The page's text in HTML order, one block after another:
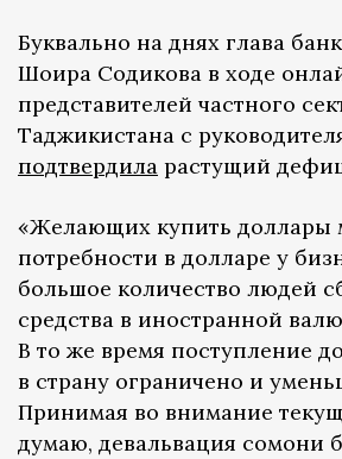
Буквально на днях глава
Шоира Содикова в ходе
представителей частного
Таджикистана с
подтвердила растущий
«Желающих купить доллары
потребности в долларе у
большое количество людей
средства в иностранной
В то же время поступление
в страну ограничено и
Принимая во внимание
думаю, девальвация сомони